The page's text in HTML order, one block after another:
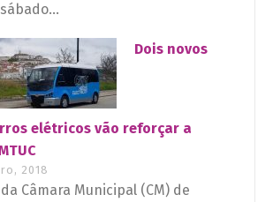
Dois novos
elétricos vão reforçar a
2018
Câmara Municipal (CM) de